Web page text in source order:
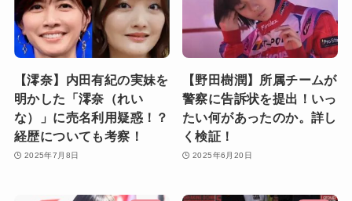
【澪奈】内田有紀の実妹を
明かした「澪奈（れい
な）」に売名利用疑惑！？
経歴についても考察！
2025年7月8日
【野田樹潤】所属チームが
警察に告訴状を提出！いっ
たい何があったのか。詳し
く検証！
2025年6月20日